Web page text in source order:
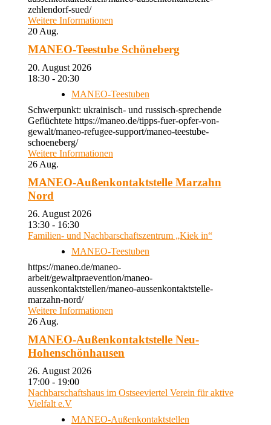
zehlendorf-sued/
Weitere Informationen
20 Aug.
MANEO-Teestube Schöneberg
20. August 2026
18:30 - 20:30
MANEO-Teestuben
Schwerpunkt: ukrainisch- und russisch-sprechende
Geflüchtete https://maneo.de/tipps-fuer-opfer-von-
gewalt/maneo-refugee-support/maneo-teestube-
schoeneberg/
Weitere Informationen
26 Aug.
MANEO-Außenkontaktstelle Marzahn
Nord
26. August 2026
13:30 - 16:30
Familien- und Nachbarschaftszentrum „Kiek in“
MANEO-Teestuben
https://maneo.de/maneo-
arbeit/gewaltpraevention/maneo-
aussenkontaktstellen/maneo-aussenkontaktstelle-
marzahn-nord/
Weitere Informationen
26 Aug.
MANEO-Außenkontaktstelle Neu-
Hohenschönhausen
26. August 2026
17:00 - 19:00
Nachbarschaftshaus im Ostseeviertel Verein für aktive
Vielfalt e.V
MANEO-Außenkontaktstellen